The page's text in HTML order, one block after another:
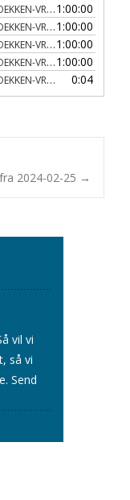
VRAA NAERRADIO
1:00:00
VRAA NAERRADIO
1:00:00
VRAA NAERRADIO
1:00:00
VRAA NAERRADIO
1:00:00
VRAA NAERRADIO 0:04
2024-02-25 →
vil vi
så vi
Send